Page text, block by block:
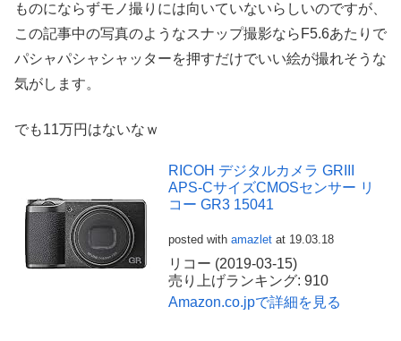
ものにならずモノ撮りには向いていないらしいのですが、
この記事中の写真のようなスナップ撮影ならF5.6あたりで
パシャパシャシャッターを押すだけでいい絵が撮れそうな
気がします。
でも11万円はないなｗ
RICOH デジタルカメラ GRIII
APS-CサイズCMOSセンサー リ
コー GR3 15041
posted with amazlet at 19.03.18
リコー (2019-03-15)
売り上げランキング: 910
Amazon.co.jpで詳細を見る